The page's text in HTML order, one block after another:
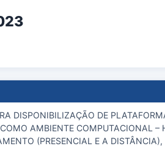
DISPONIBILIZAÇÃO DE
AMBIENTE COMPUTACIONAL –
(PRESENCIAL E A